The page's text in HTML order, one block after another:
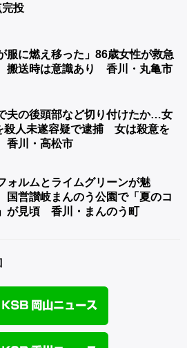
完投
服に燃え移った」86歳女性が救急
送時は意識あり 香川・丸亀市
夫の後頭部など切り付けたか…女
殺人未遂容疑で逮捕 女は殺意を
川・高松市
ォルムとライムグリーンが魅
営讃岐まんのう公園で「夏のコ
が見頃 香川・まんのう町